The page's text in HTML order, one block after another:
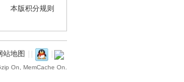
本版积分规则
站地图
On, MemCache On.